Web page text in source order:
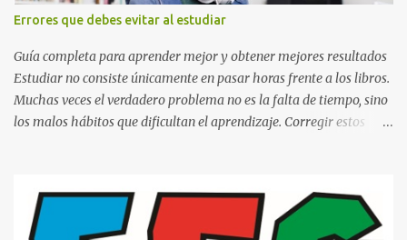
Nombre completo del alumno que va a presentar dicho trabajo
escrito La clase, materia ó asignatura Grupo Nombre del maestro
o catedrático Ciudad y fecha...
Errores que debes evitar al estudiar
Guía completa para aprender mejor y obtener mejores resultados
Estudiar no consiste únicamente en pasar horas frente a los libros.
Muchas veces el verdadero problema no es la falta de tiempo, sino
los malos hábitos que dificultan el aprendizaje. Corregir estos
cuáles son los errores más comunes al estudiar, por qué afectan tu
rendimiento y qué puedes hacer para evitarlos. Si eres estudiante